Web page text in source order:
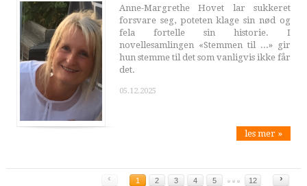
Anne-Margrethe Hovet lar sukkeret
forsvare seg, poteten klage sin nød og
fela fortelle sin historie. I
novellesamlingen «Stemmen til ...» gir
hun stemme til det som vanligvis ikke får
det.
05.12.2025
les mer »
‹ 1 2 3 4 5 12 ›